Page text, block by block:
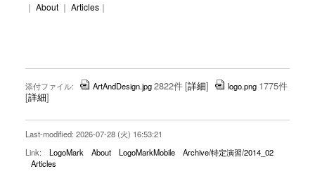
｜ About｜ Articles｜
添付ファイル: ArtAndDesign.jpg2822件[詳細] logo.png 1775件
[詳細]
Last-modified: 2026-07-28 (火) 16:53:21
Link:
LogoMark About LogoMarkMobile
Archive/特定演習/2014_02
Articles